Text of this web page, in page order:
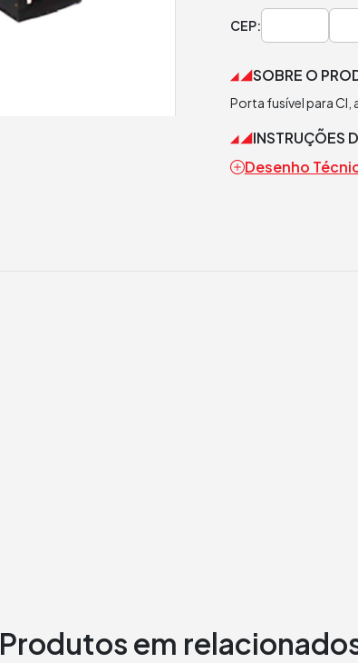
CEP:
SOBRE O
Porta fusível para CI,
INSTRUÇÕES
Desenho
Produtos em